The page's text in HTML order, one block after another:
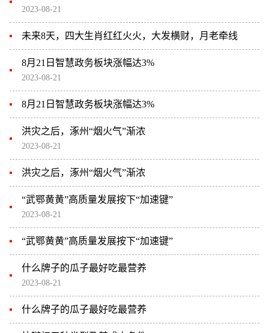
2023-08-21
未来8天，四大生肖红红火火，大发横财，月老牵线
8月21日智慧政务板块涨幅达3%
2023-08-21
8月21日智慧政务板块涨幅达3%
洪灾之后，涿州“烟火气”渐浓
2023-08-21
洪灾之后，涿州“烟火气”渐浓
“武鄂黄黄”高质量发展按下“加速键”
2023-08-21
“武鄂黄黄”高质量发展按下“加速键”
什么牌子的瓜子最好吃最营养
2023-08-21
什么牌子的瓜子最好吃最营养